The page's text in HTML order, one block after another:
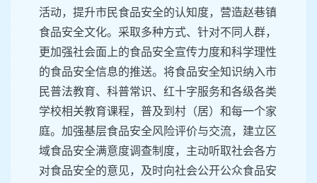
活动，提升市民食品安全的认知度，营造赵巷镇
食品安全文化。采取多种方式、针对不同人群，
更加强社会面上的食品安全宣传力度和科学理性
的食品安全信息的推送。将食品安全知识纳入市
民普法教育、科普常识、红十字服务和各级各类
学校相关教育课程，普及到村（居）和每一个家
庭。加强基层食品安全风险评价与交流，建立区
域食品安全满意度调查制度，主动听取社会各方
对食品安全的意见，及时向社会公开公众食品安